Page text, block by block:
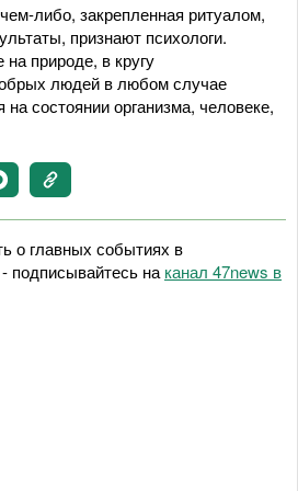
либо, закрепленная ритуалом,
признают психологи.
природе, в кругу
людей в любом случае
на состоянии организма, человеке,
о главных событиях в
подписывайтесь на канал 47news в